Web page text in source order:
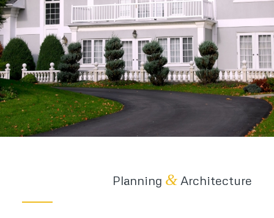
Planning & Architecture